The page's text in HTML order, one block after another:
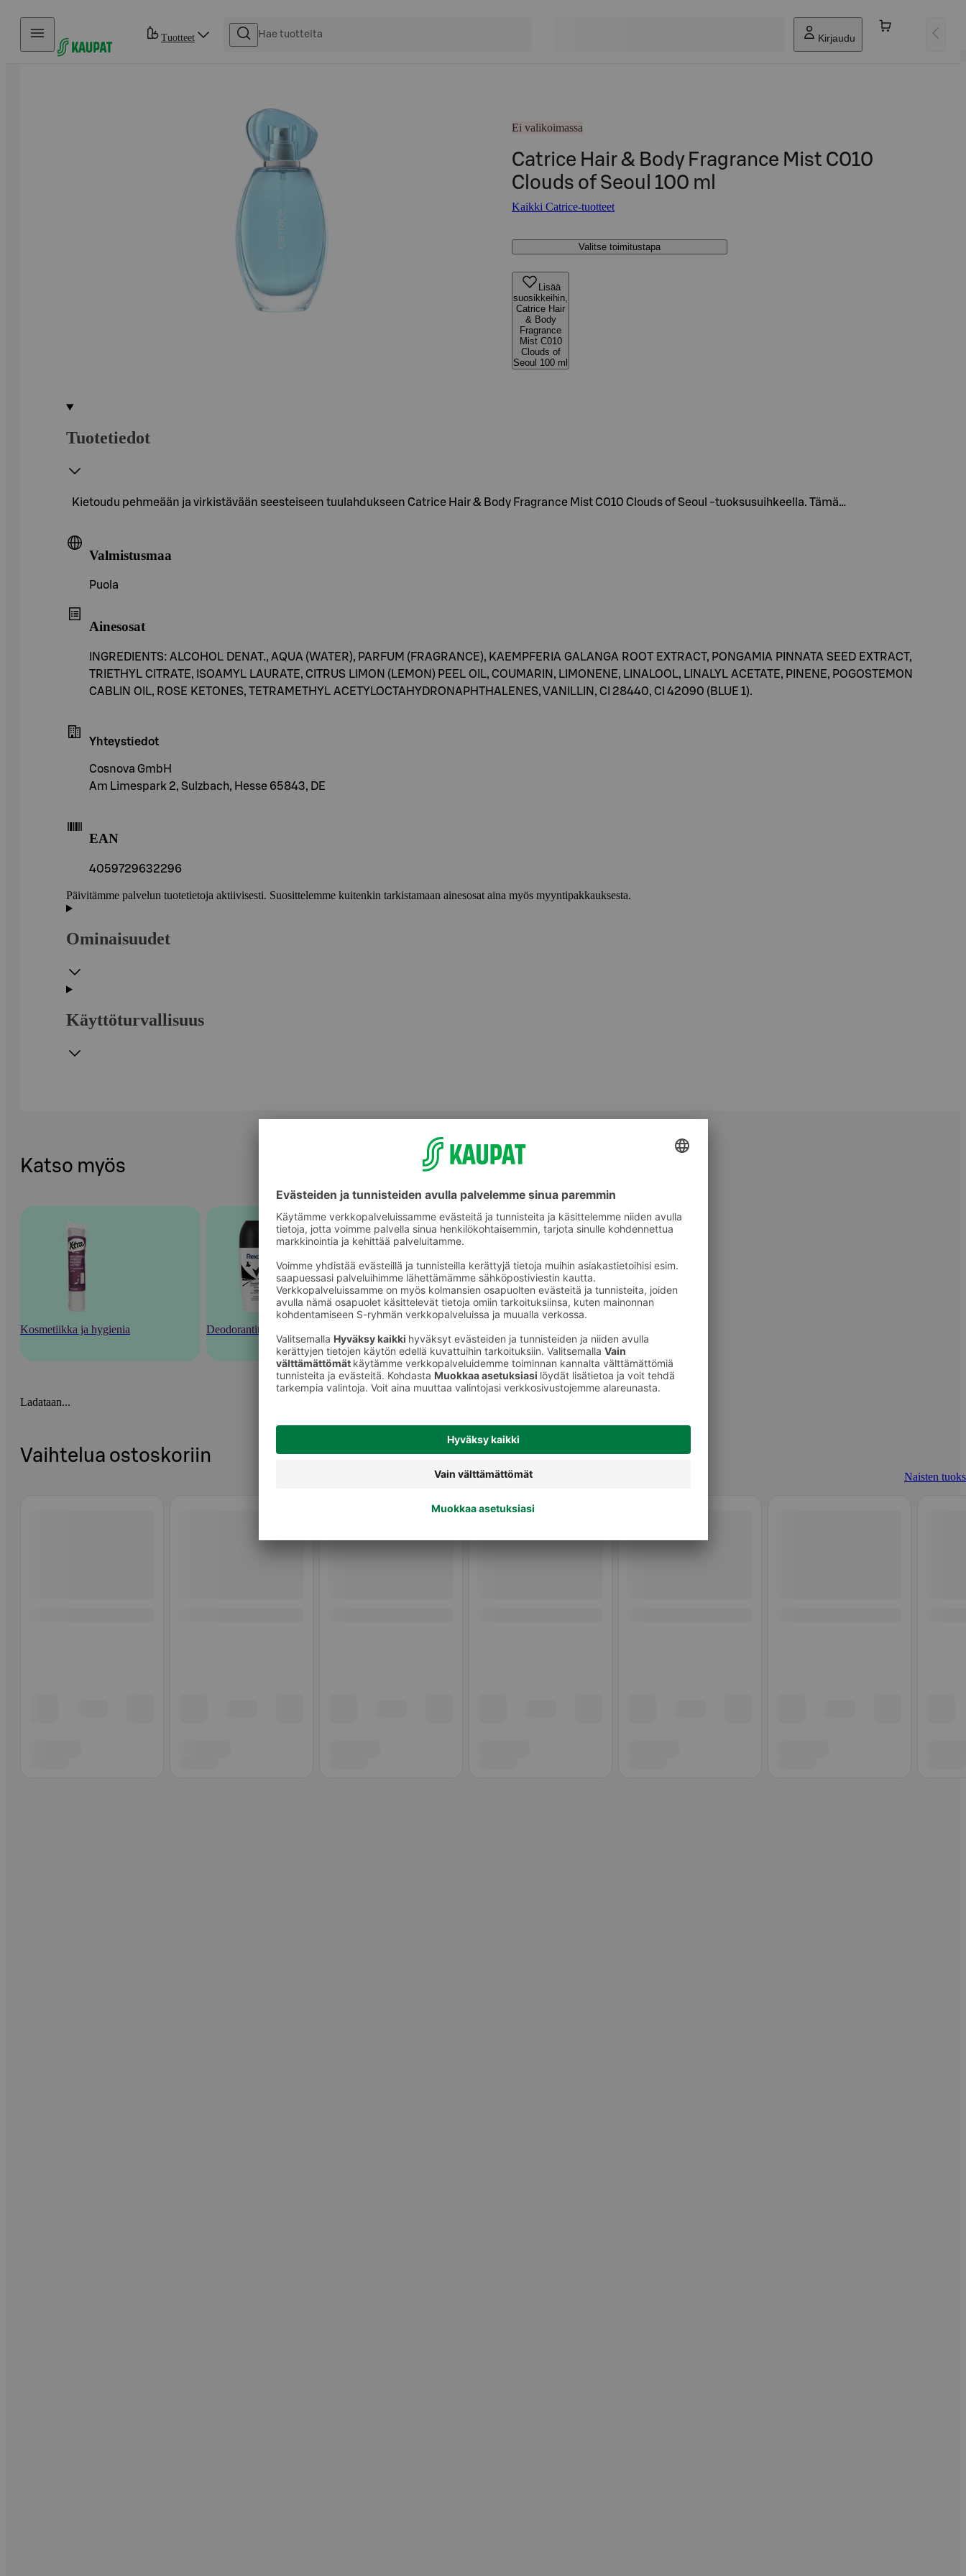
Hyppää sisältöön
Tuotteet Kirjaudu
Ei valikoimassa
Catrice Hair & Body Fragrance Mist C010
Clouds of Seoul 100 ml
Kaikki Catrice-tuotteet
Valitse toimitustapa
Lisää
suosikkeihin,
Catrice Hair
& Body
Fragrance
Mist C010
Clouds of
Seoul 100 ml
Tuotetiedot
Kietoudu pehmeään ja virkistävään seesteiseen tuulahdukseen Catrice Hair & Body Fragrance Mist C010 Clouds of Seoul -tuoksusuihkeella. Tämä…
Valmistusmaa
Puola
Ainesosat
INGREDIENTS: ALCOHOL DENAT., AQUA (WATER), PARFUM (FRAGRANCE), KAEMPFERIA GALANGA ROOT EXTRACT, PONGAMIA PINNATA SEED EXTRACT,
TRIETHYL CITRATE, ISOAMYL LAURATE, CITRUS LIMON (LEMON) PEEL OIL, COUMARIN, LIMONENE, LINALOOL, LINALYL ACETATE, PINENE, POGOSTEMON
CABLIN OIL, ROSE KETONES, TETRAMETHYL ACETYLOCTAHYDRONAPHTHALENES, VANILLIN, CI 28440, CI 42090 (BLUE 1).
Yhteystiedot
Cosnova GmbH
Am Limespark 2, Sulzbach, Hesse 65843, DE
EAN
4059729632296
Päivitämme palvelun tuotetietoja aktiivisesti. Suosittelemme kuitenkin tarkistamaan ainesosat aina myös myyntipakkauksesta.
Ominaisuudet
Käyttöturvallisuus
Katso myös
Kosmetiikka ja hygienia Deodorantit ja tuoksut
Ladataan...
Vaihtelua ostoskoriin
Naisten